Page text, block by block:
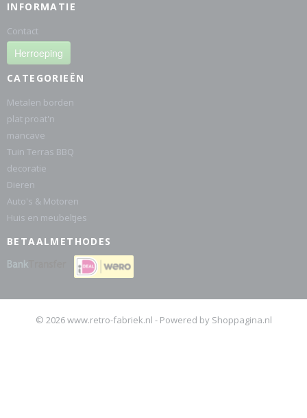
INFORMATIE
Contact
Herroeping
CATEGORIEËN
Metalen borden
plat proat'n
mancave
Tuin Terras BBQ
decoratie
Dieren
Auto's & Motoren
Huis en meubeltjes
BETAALMETHODES
© 2026 www.retro-fabriek.nl - Powered by Shoppagina.nl